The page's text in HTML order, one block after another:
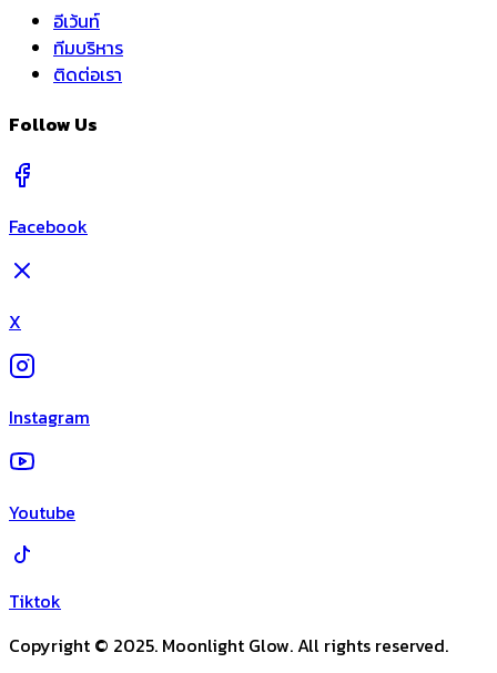
อีเว้นท์
ทีมบริหาร
ติดต่อเรา
Follow Us
Facebook
X
Instagram
Youtube
Tiktok
Copyright © 2025. Moonlight Glow. All rights reserved.